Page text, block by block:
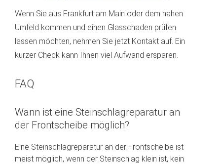
Wenn Sie aus Frankfurt am Main oder dem nahen
Umfeld kommen und einen Glasschaden prüfen
lassen möchten, nehmen Sie jetzt Kontakt auf. Ein
kurzer Check kann Ihnen viel Aufwand ersparen.
FAQ
Wann ist eine Steinschlagreparatur an
der Frontscheibe möglich?
Eine Steinschlagreparatur an der Frontscheibe ist
meist möglich, wenn der Steinschlag klein ist, kein